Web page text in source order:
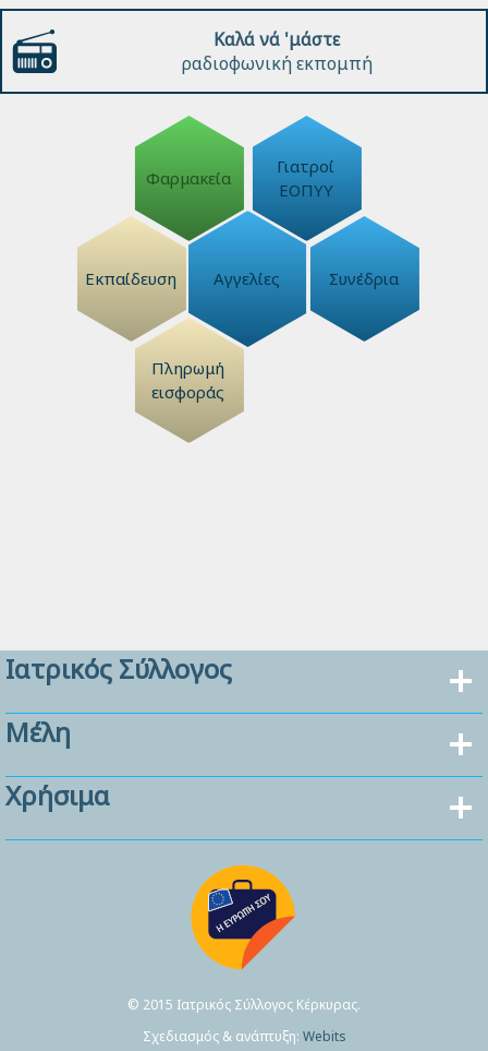
Καλά νά 'μάστε
ραδιοφωνική εκπομπή
Φαρμακεία
Γιατροί
ΕΟΠΥΥ
Εκπαίδευση Αγγελίες Συνέδρια
Πληρωμή
εισφοράς
Ιατρικός Σύλλογος
Μέλη
Χρήσιμα
© 2015 Ιατρικός Σύλλογος Κέρκυρας.
Σχεδιασμός & ανάπτυξη: Webits